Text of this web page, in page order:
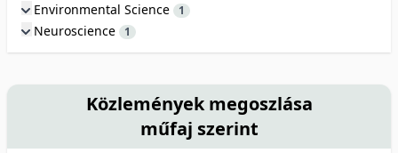
Environmental Science 1
Neuroscience 1
Közlemények megoszlása
műfaj szerint